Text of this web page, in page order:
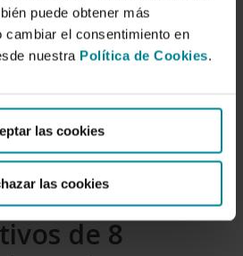
puede obtener más
el consentimiento en
nuestra Política de Cookies.
las cookies
las cookies
parámetros
de 8